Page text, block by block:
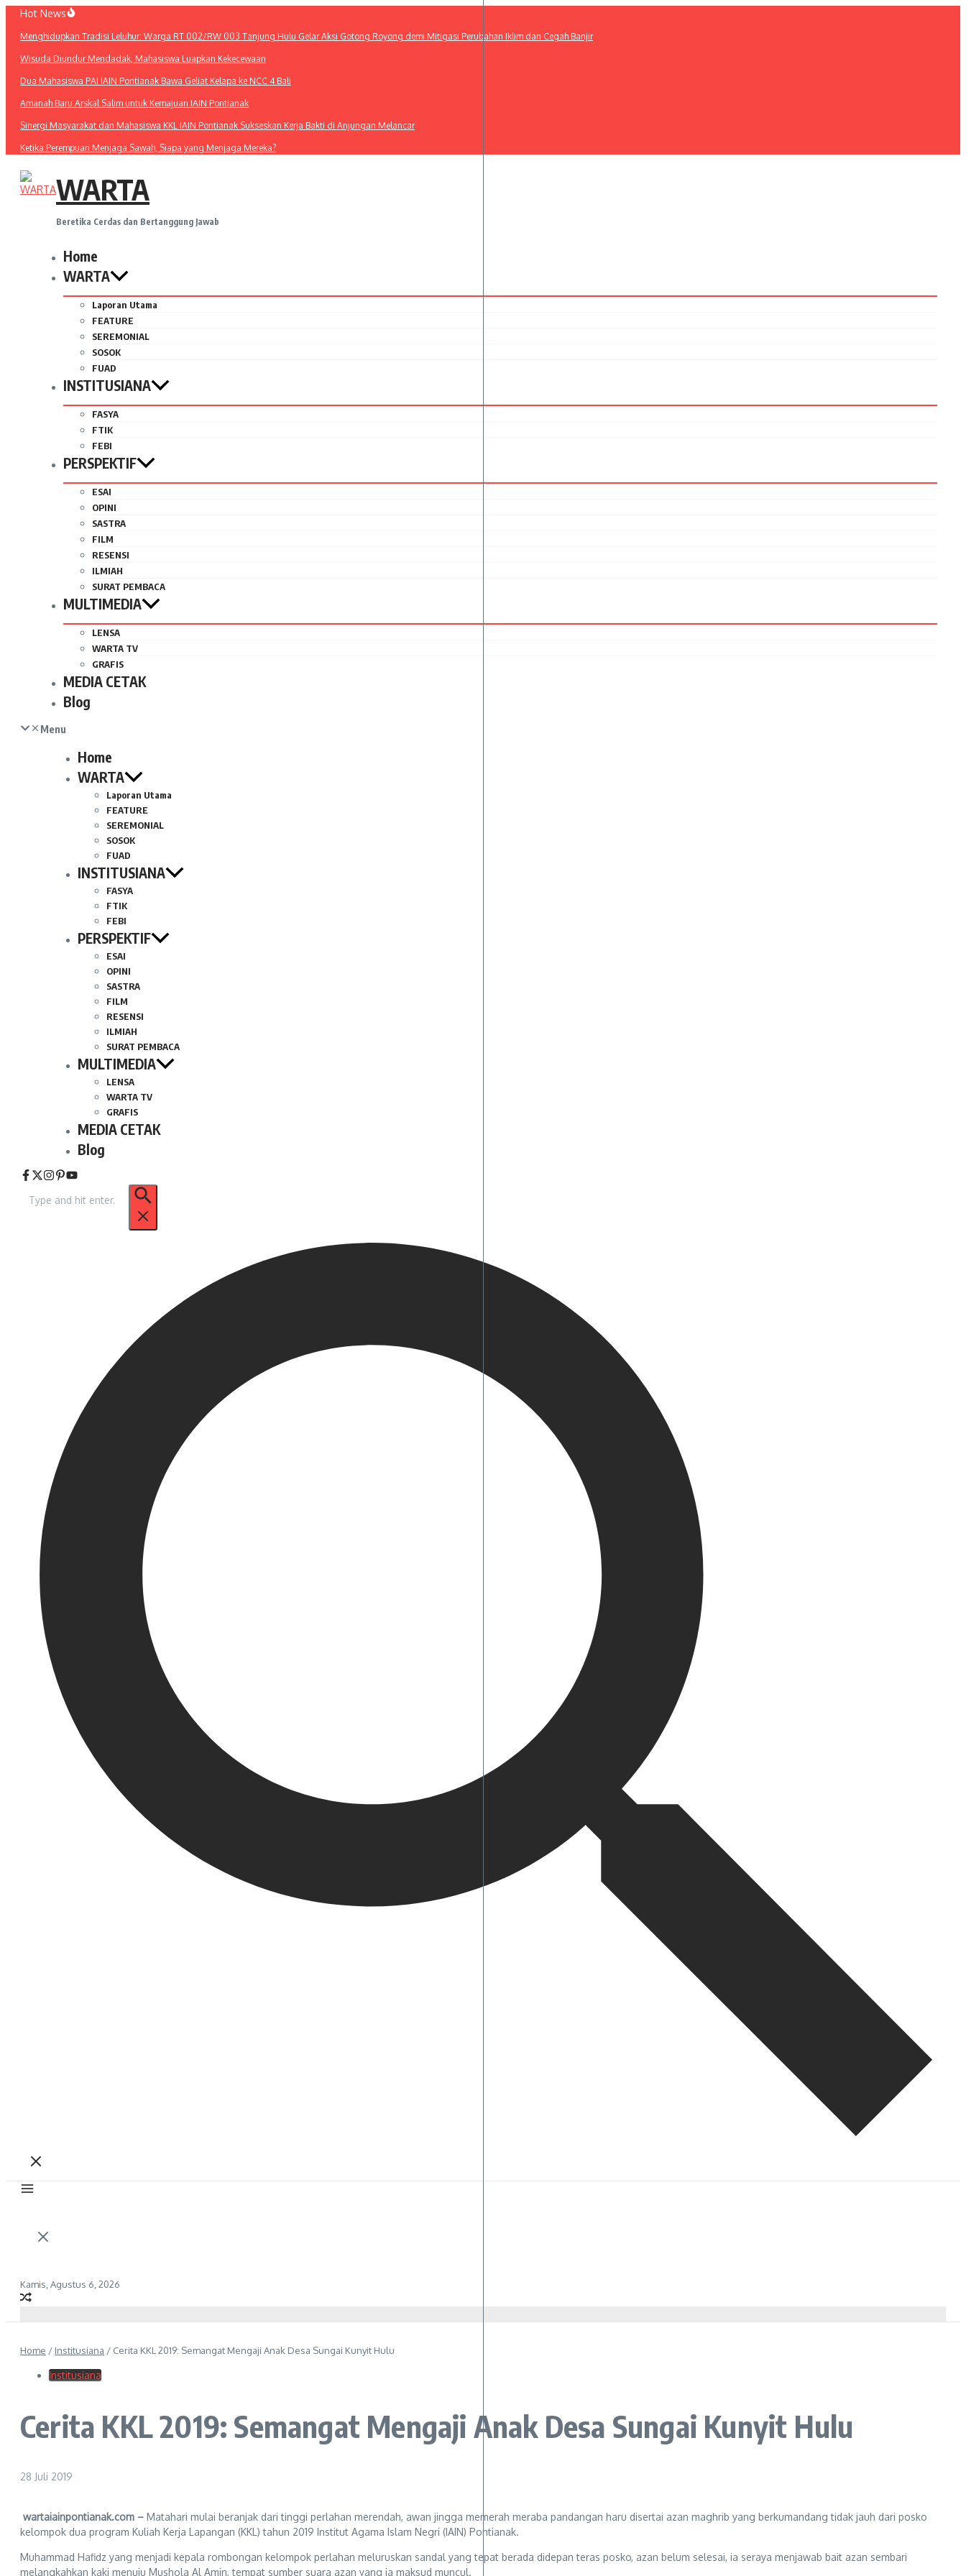
Lewati
konten
Hot News
Menghidupkan Tradisi Leluhur: Warga RT 002/RW 003 Tanjung Hulu Gelar Aksi Gotong Royong demi Mitigasi Perubahan Iklim dan Cegah Banjir
Wisuda Diundur Mendadak, Mahasiswa Luapkan Kekecewaan
Dua Mahasiswa PAI IAIN Pontianak Bawa Geliat Kelapa ke NCC 4 Bali
Amanah Baru Arskal Salim untuk Kemajuan IAIN Pontianak
Sinergi Masyarakat dan Mahasiswa KKL IAIN Pontianak Sukseskan Kerja Bakti di Anjungan Melancar
Ketika Perempuan Menjaga Sawah, Siapa yang Menjaga Mereka?
WARTA
Beretika Cerdas dan Bertanggung Jawab
Home
WARTA
Laporan Utama
FEATURE
SEREMONIAL
SOSOK
FUAD
INSTITUSIANA
FASYA
FTIK
FEBI
PERSPEKTIF
ESAI
OPINI
SASTRA
FILM
RESENSI
ILMIAH
SURAT PEMBACA
MULTIMEDIA
LENSA
WARTA TV
GRAFIS
MEDIA CETAK
Blog
Menu
Home
WARTA
Laporan Utama
FEATURE
SEREMONIAL
SOSOK
FUAD
INSTITUSIANA
FASYA
FTIK
FEBI
PERSPEKTIF
ESAI
OPINI
SASTRA
FILM
RESENSI
ILMIAH
SURAT PEMBACA
MULTIMEDIA
LENSA
WARTA TV
GRAFIS
MEDIA CETAK
Blog
untuk:
Kamis, Agustus 6, 2026
Home / Institusiana / Cerita KKL 2019: Semangat Mengaji Anak Desa Sungai Kunyit Hulu
Institusiana
Cerita KKL 2019: Semangat Mengaji Anak Desa Sungai Kunyit Hulu
28 Juli 2019
wartaiainpontianak.com – Matahari mulai beranjak dari tinggi perlahan merendah, awan jingga memerah meraba pandangan haru disertai azan maghrib yang berkumandang tidak jauh dari posko
kelompok dua program Kuliah Kerja Lapangan (KKL) tahun 2019 Institut Agama Islam Negri (IAIN) Pontianak.
Muhammad Hafidz yang menjadi kepala rombongan kelompok perlahan meluruskan sandal yang tepat berada didepan teras posko, azan belum selesai, ia seraya menjawab bait azan sembari
melangkahkan kaki menuju Mushola Al Amin, tempat sumber suara azan yang ia maksud muncul.